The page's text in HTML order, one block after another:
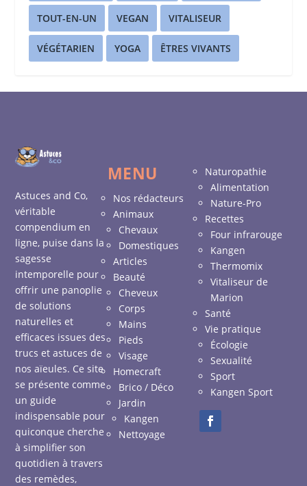
TOUT-EN-UN VEGAN VITALISEUR
VÉGÉTARIEN YOGA ÊTRES VIVANTS
Astuces and Co,
véritable
compendium en
ligne, puise dans la
sagesse
intemporelle pour
offrir une panoplie
de solutions
naturelles et
efficaces issues des
trucs et astuces de
nos aïeules. Ce site
se présente comme
un guide
indispensable pour
quiconque cherche
à simplifier son
quotidien à travers
des remèdes,
MENU
Nos rédacteurs
Animaux
Chevaux
Domestiques
Articles
Beauté
Cheveux
Corps
Mains
Pieds
Visage
Homecraft
Brico / Déco
Jardin
Kangen
Nettoyage
Naturopathie
Alimentation
Nature-Pro
Recettes
Four infrarouge
Kangen
Thermomix
Vitaliseur de
Marion
Santé
Vie pratique
Écologie
Sexualité
Sport
Kangen Sport